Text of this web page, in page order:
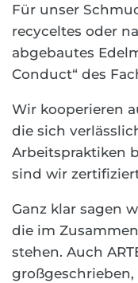
Für unser
recyceltes oder
abgebautes
Conduct“ des
Wir kooperieren
die sich
Arbeitspraktiken
sind wir
Ganz klar sagen
die im
stehen. Auch